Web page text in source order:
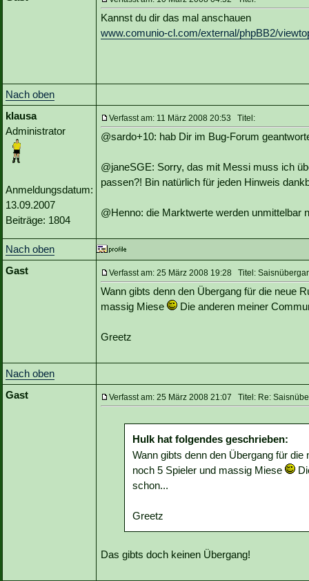
Kannst du dir das mal anschauen
www.comunio-cl.com/external/phpBB2/
Nach oben
klausa
Administrator
Anmeldungsdatum:
13.09.2007
Beiträge: 1804
Verfasst am: 11 März 2008 20:53 Titel:
@sardo+10: hab Dir im Bug-Forum
@janeSGE: Sorry, das mit Messi muss ich
passen?! Bin natürlich für jeden Hinweis
@Henno: die Marktwerte werden unmittelbar
Nach oben
Gast
Verfasst am: 25 März 2008 19:28 Titel:
Wann gibts denn den Übergang für die neue
massig Miese
Die anderen meiner
Greetz
Nach oben
Gast
Verfasst am: 25 März 2008 21:07 Titel: Re:
Hulk hat folgendes geschrieben:
Wann gibts denn den Übergang für
noch 5 Spieler und massig Miese
schon...
Greetz
Das gibts doch keinen Übergang!